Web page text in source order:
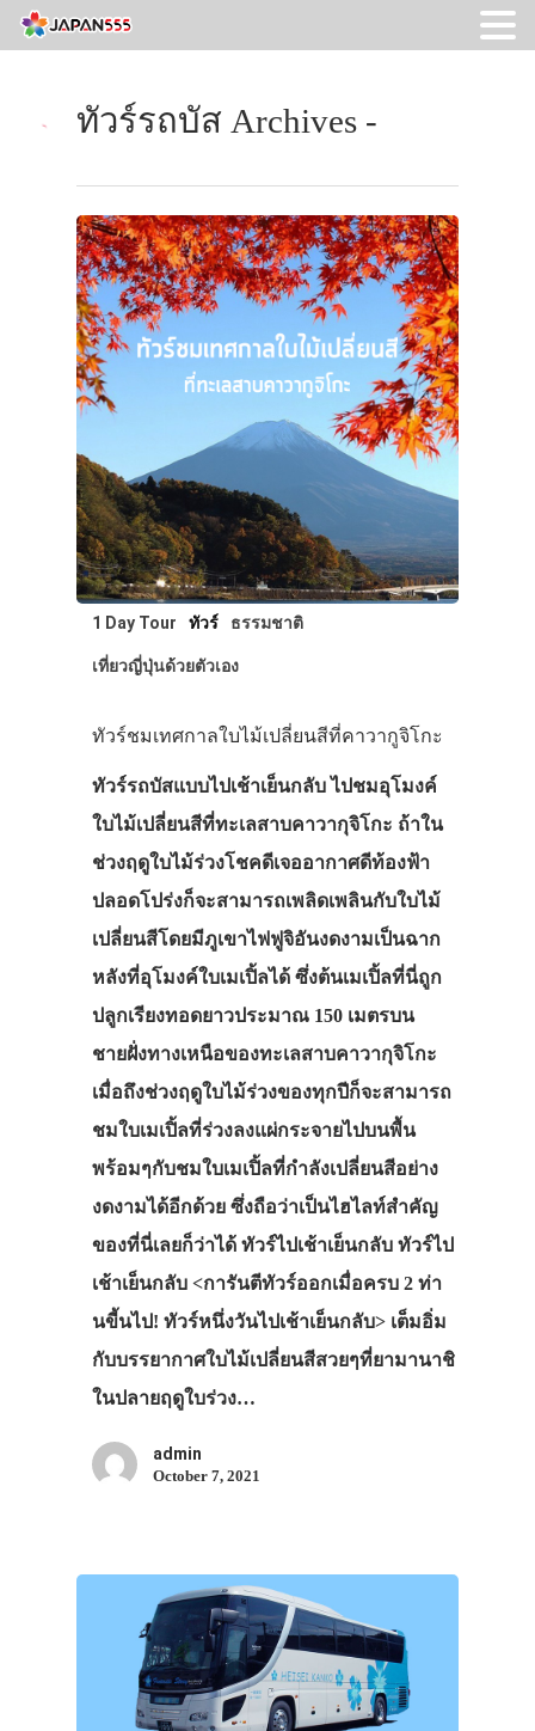
ทัวร์รถบัส Archives -
1 Day Tour ทัวร์ ธรรมชาติ
เที่ยวญี่ปุ่นด้วยตัวเอง
ทัวร์ชมเทศกาลใบไม้เปลี่ยนสีที่คาวากูจิโกะ
ทัวร์รถบัสแบบไปเช้าเย็นกลับ ไปชมอุโมงค์
ใบไม้เปลี่ยนสีที่ทะเลสาบคาวากุจิโกะ ถ้าใน
ช่วงฤดูใบไม้ร่วงโชคดีเจออากาศดีท้องฟ้า
ปลอดโปร่งก็จะสามารถเพลิดเพลินกับใบไม้
เปลี่ยนสีโดยมีภูเขาไฟฟูจิอันงดงามเป็นฉาก
หลังที่อุโมงค์ใบเมเปิ้ลได้ ซึ่งต้นเมเปิ้ลที่นี่ถูก
ปลูกเรียงทอดยาวประมาณ 150 เมตรบน
ชายฝั่งทางเหนือของทะเลสาบคาวากุจิโกะ
เมื่อถึงช่วงฤดูใบไม้ร่วงของทุกปีก็จะสามารถ
ชมใบเมเปิ้ลที่ร่วงลงแผ่กระจายไปบนพื้น
พร้อมๆกับชมใบเมเปิ้ลที่กำลังเปลี่ยนสีอย่าง
งดงามได้อีกด้วย ซึ่งถือว่าเป็นไฮไลท์สำคัญ
ของที่นี่เลยก็ว่าได้ ทัวร์ไปเช้าเย็นกลับ ทัวร์ไป
เช้าเย็นกลับ <การันตีทัวร์ออกเมื่อครบ 2 ท่า
นขี้นไป! ทัวร์หนึ่งวันไปเช้าเย็นกลับ> เต็มอิ่ม
กับบรรยากาศใบไม้เปลี่ยนสีสวยๆที่ยามานาชิ
ในปลายฤดูใบร่วง…
admin
October 7, 2021